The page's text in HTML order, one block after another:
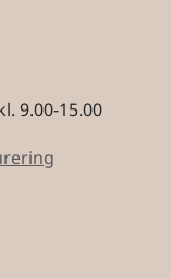
9.00-15.00